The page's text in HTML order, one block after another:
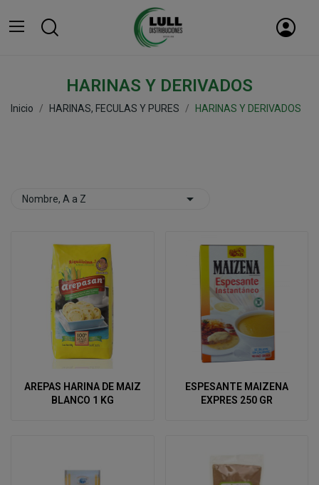
HARINAS Y DERIVADOS
Inicio HARINAS, FECULAS Y PURES HARINAS Y DERIVADOS
Nombre, A a Z 
AREPAS HARINA DE MAIZ
BLANCO 1 KG
ESPESANTE MAIZENA
EXPRES 250 GR